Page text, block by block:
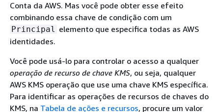
Conta da AWS. Mas você pode obter esse efeito
combinando essa chave de condição com um
Principal elemento que especifica todas as AWS
identidades.
Você pode usá-lo para controlar o acesso a qualquer
operação de recurso de chave KMS, ou seja, qualquer
AWS KMS operação que use uma chave KMS específica.
Para identificar as operações de recursos de chaves do
KMS, na Tabela de ações e recursos, procure um valor